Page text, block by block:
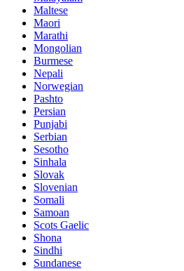
Maltese
Maori
Marathi
Mongolian
Burmese
Nepali
Norwegian
Pashto
Persian
Punjabi
Serbian
Sesotho
Sinhala
Slovak
Slovenian
Somali
Samoan
Scots Gaelic
Shona
Sindhi
Sundanese